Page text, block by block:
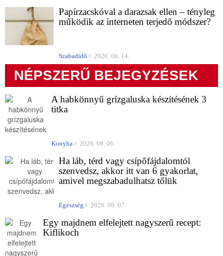
Papírzacskóval a darazsak ellen – tényleg
működik az interneten terjedő módszer?
Szabadidő 2026. 06. 14.
NÉPSZERŰ BEJEGYZÉSEK
A habkönnyű grízgaluska készítésének 3
titka
Konyha 2026. 08. 06.
Ha láb, térd vagy csípőfájdalomtól
szenvedsz, akkor itt van 6 gyakorlat,
amivel megszabadulhatsz tőlük
Egészség 2026. 08. 07.
Egy majdnem elfelejtett nagyszerű recept:
Kiflikoch